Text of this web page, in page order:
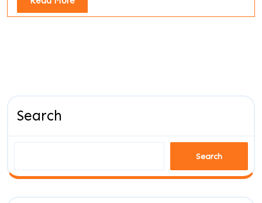
More
Search
Search